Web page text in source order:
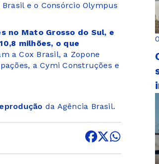
e o Consórcio Olympus
no Mato Grosso do Sul, e
milhões, o que
a Cox Brasil, a Zopone
a Cymi Construções e
da Agência Brasil.